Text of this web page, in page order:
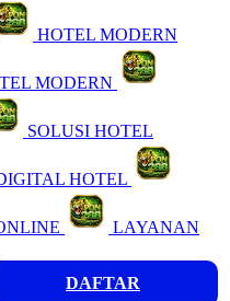
HOTEL MODERN
MODERN
SOLUSI HOTEL
HOTEL
LAYANAN
DAFTAR